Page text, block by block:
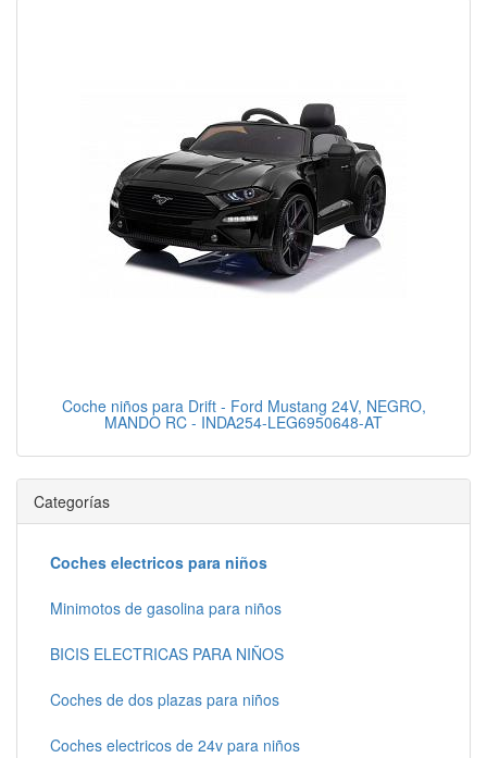
Coche niños para Drift - Ford Mustang 24V, NEGRO,
MANDO RC - INDA254-LEG6950648-AT
Categorías
Coches electricos para niños
Minimotos de gasolina para niños
BICIS ELECTRICAS PARA NIÑOS
Coches de dos plazas para niños
Coches electricos de 24v para niños